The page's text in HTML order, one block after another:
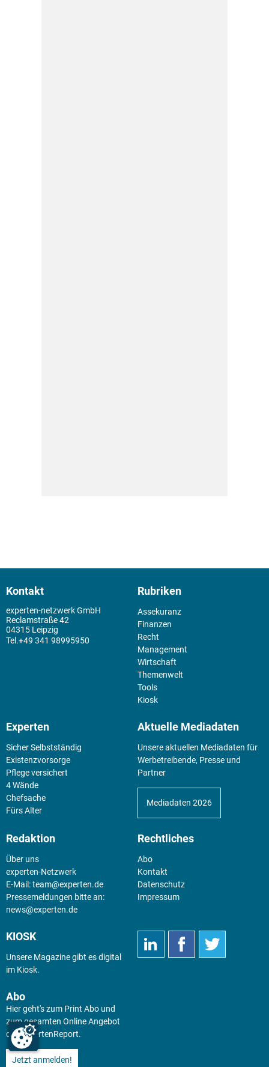
Kontakt
experten-netzwerk GmbH
Reclamstraße 42
04315 Leipzig
+49 341 98995950
Rubriken
Assekuranz
Finanzen
Recht
Management
Wirtschaft
Themenwelt
Tools
Kiosk
Experten
Sicher Selbstständig
Existenz­vorsorge
Pflege versichert
4 Wände
Chefsache
Fürs Alter
Aktuelle Mediadaten
Unsere aktuellen Mediadaten für
Werbetreibende, Presse und
Partner
Mediadaten 2026
Redaktion
Über uns
experten-Netzwerk
E-Mail:team@experten.de
Pressemeldungen bitte an:
news@experten.de
Rechtliches
Abo
Kontakt
Datenschutz
Impressum
KIOSK
Unsere Magazine gibt es digital
im Kiosk.
Abo
Hier geht's zum Print Abo und
zum gesamten Online Angebot
des expertenReport.
Jetzt anmelden!